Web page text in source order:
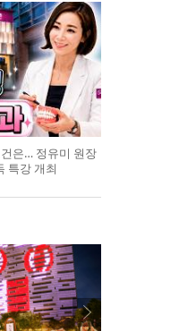
은… 정유미 원장
특강 개최